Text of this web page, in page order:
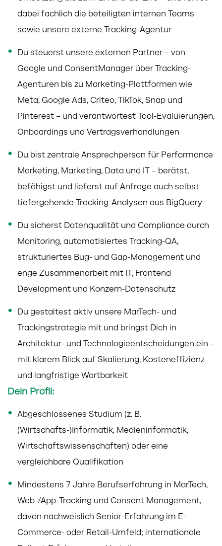
dabei fachlich die beteiligten internen Teams
sowie unsere externe Tracking-Agentur
Du steuerst unsere externen Partner – von
Google und ConsentManager über Tracking-
Agenturen bis zu Marketing-Plattformen wie
Meta, Google Ads, Criteo, TikTok, Snap und
Pinterest – und verantwortest Tool-Evaluierungen,
Onboardings und Vertragsverhandlungen
Du bist zentrale Ansprechperson für Performance
Marketing, Marketing, Data und IT – berätst,
befähigst und lieferst auf Anfrage auch selbst
tiefergehende Tracking-Analysen aus BigQuery
Du sicherst Datenqualität und Compliance durch
Monitoring, automatisiertes Tracking-QA,
strukturiertes Bug- und Gap-Management und
enge Zusammenarbeit mit IT, Frontend
Development und Konzern-Datenschutz
Du gestaltest aktiv unsere MarTech- und
Trackingstrategie mit und bringst Dich in
Architektur- und Technologieentscheidungen ein –
mit klarem Blick auf Skalierung, Kosteneffizienz
und langfristige Wartbarkeit
Dein Profil:
Abgeschlossenes Studium (z. B.
(Wirtschafts-)Informatik, Medieninformatik,
Wirtschaftswissenschaften) oder eine
vergleichbare Qualifikation
Mindestens 7 Jahre Berufserfahrung in MarTech,
Web-/App-Tracking und Consent Management,
davon nachweislich Senior-Erfahrung im E-
Commerce- oder Retail-Umfeld; internationale